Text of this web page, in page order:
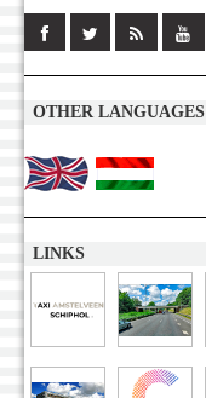
OTHER LANGUAGES
LINKS